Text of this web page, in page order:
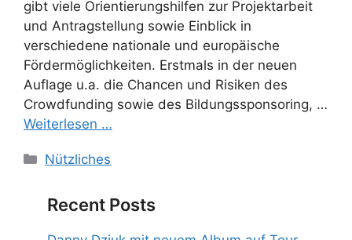
gibt viele Orientierungshilfen zur Projektarbeit
und Antragstellung sowie Einblick in
verschiedene nationale und europäische
Fördermöglichkeiten. Erstmals in der neuen
Auflage u.a. die Chancen und Risiken des
Crowdfunding sowie des Bildungssponsoring, …
Weiterlesen …
Kategorien
Nützliches
Recent Posts